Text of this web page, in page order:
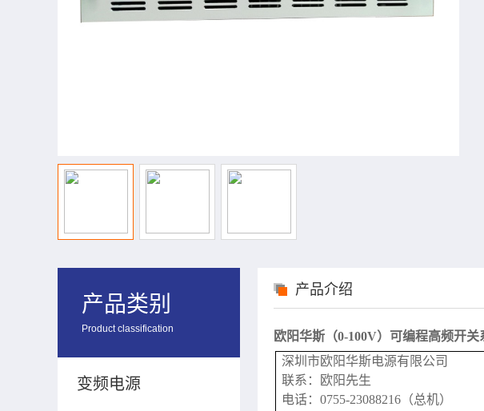
产品类别
Product classification
变频电源
产品介绍
欧阳华斯（0-100V）可编程高频开关
深圳市欧阳华斯电源有
联系：欧阳先生
电话：0755-23088216（总机）